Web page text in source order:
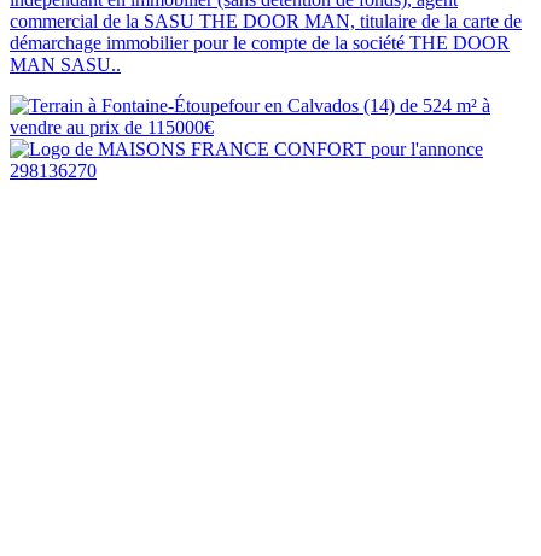
commercial de la SASU THE DOOR MAN, titulaire de la carte de
démarchage immobilier pour le compte de la société THE DOOR
MAN SASU..